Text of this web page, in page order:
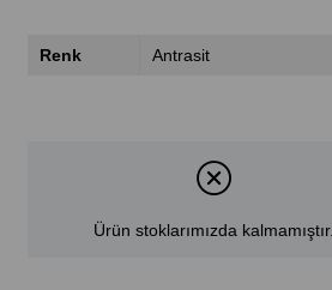
Renk Antrasit
Ürün stoklarımızda kalmamıştır.